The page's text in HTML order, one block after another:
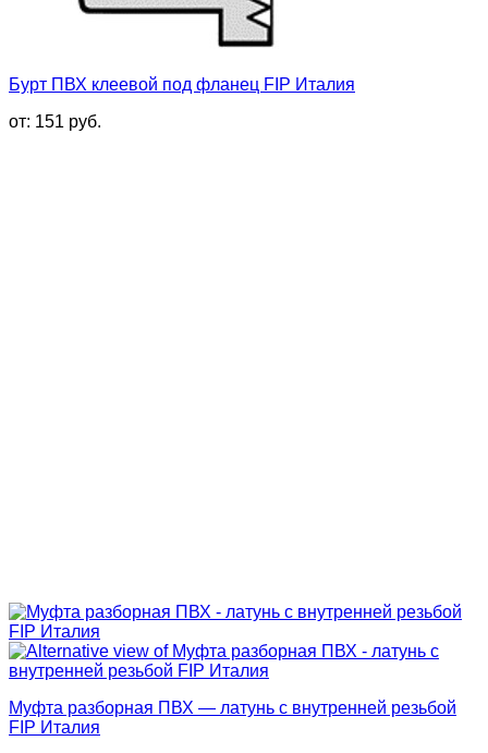
Бурт ПВХ клеевой под фланец FIP Италия
от: 151 руб.
Муфта разборная ПВХ — латунь с внутренней резьбой
FIP Италия